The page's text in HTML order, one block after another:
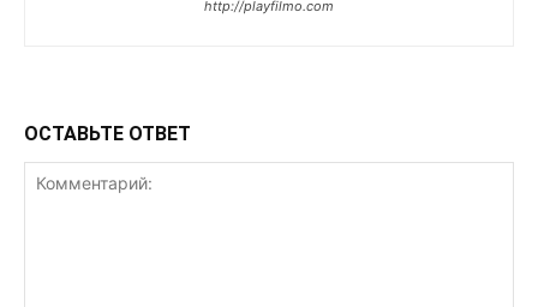
http://playfilmo.com
ОСТАВЬТЕ ОТВЕТ